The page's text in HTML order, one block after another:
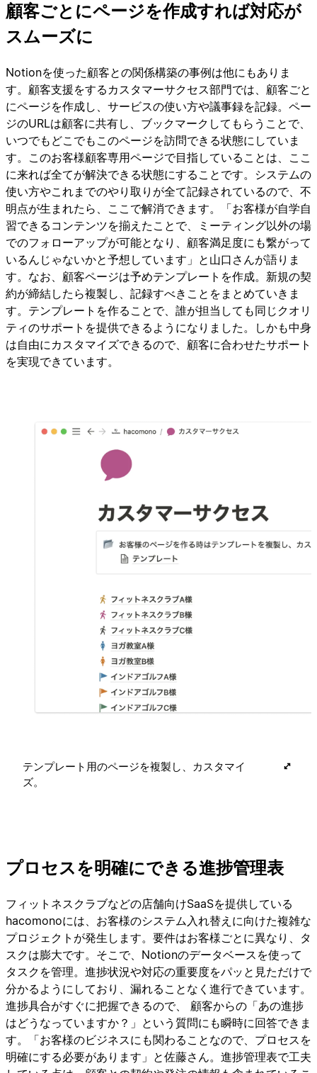
顧客ごとにページを作成すれば対応が
スムーズに
Notionを使った顧客との関係構築の事例は他にもありま
す。顧客支援をするカスタマーサクセス部門では、顧客ごと
にページを作成し、サービスの使い方や議事録を記録。ペー
ジのURLは顧客に共有し、ブックマークしてもらうことで、
いつでもどこでもこのページを訪問できる状態にしていま
す。このお客様顧客専用ページで目指していることは、ここ
に来れば全てが解決できる状態にすることです。システムの
使い方やこれまでのやり取りが全て記録されているので、不
明点が生まれたら、ここで解消できます。「お客様が自学自
習できるコンテンツを揃えたことで、ミーティング以外の場
でのフォローアップが可能となり、顧客満足度にも繋がって
いるんじゃないかと予想しています」と山口さんが語りま
す。なお、顧客ページは予めテンプレートを作成。新規の契
約が締結したら複製し、記録すべきことをまとめていきま
す。テンプレートを作ることで、誰が担当しても同じクオリ
ティのサポートを提供できるようになりました。しかも中身
は自由にカスタマイズできるので、顧客に合わせたサポート
を実現できています。
テンプレート用のページを複製し、カスタマイ
ズ。
プロセスを明確にできる進捗管理表
フィットネスクラブなどの店舗向けSaaSを提供している
hacomonoには、お客様のシステム入れ替えに向けた複雑な
プロジェクトが発生します。要件はお客様ごとに異なり、タ
スクは膨大です。そこで、Notionのデータベースを使って
タスクを管理。進捗状況や対応の重要度をパッと見ただけで
分かるようにしており、漏れることなく進行できています。
進捗具合がすぐに把握できるので、 顧客からの「あの進捗
はどうなっていますか？」という質問にも瞬時に回答できま
す。「お客様のビジネスにも関わることなので、プロセスを
明確にする必要があります」と佐藤さん。進捗管理表で工夫